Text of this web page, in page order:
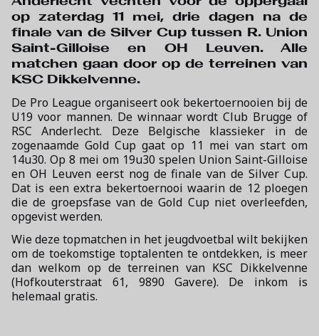
op zaterdag 11 mei, drie dagen na de
finale van de Silver Cup tussen R. Union
Saint-Gilloise en OH Leuven. Alle
matchen gaan door op de terreinen van
KSC Dikkelvenne.
De Pro League organiseert ook bekertoernooien bij de
U19 voor mannen. De winnaar wordt Club Brugge of
RSC Anderlecht. Deze Belgische klassieker in de
zogenaamde Gold Cup gaat op 11 mei van start om
14u30. Op 8 mei om 19u30 spelen Union Saint-Gilloise
en OH Leuven eerst nog de finale van de Silver Cup.
Dat is een extra bekertoernooi waarin de 12 ploegen
die de groepsfase van de Gold Cup niet overleefden,
opgevist werden.
Wie deze topmatchen in het jeugdvoetbal wilt bekijken
om de toekomstige toptalenten te ontdekken, is meer
dan welkom op de terreinen van KSC Dikkelvenne
(Hofkouterstraat 61, 9890 Gavere). De inkom is
helemaal gratis.